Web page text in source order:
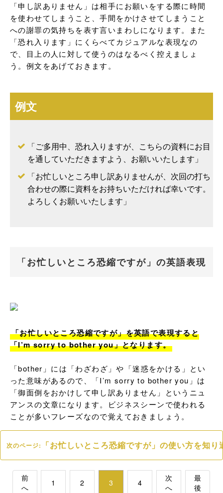
「申し訳ありません」は相手にお願いをする際に時間
を使わせてしまうこと、手間をかけさせてしまうこと
への謝罪の気持ちを表す言いまわしになります。また
「恐れ入ります」にくらべてカジュアルな表現なの
で、目上の人に対して使うのはなるべく控えましょ
う。例文をあげておきます。
例文
「ご多用中、恐れ入りますが、こちらの資料にお目
を通していただきますよう、お願いいたします」
「お忙しいところ申し訳ありませんが、次回の打ち
合わせの際に資料をお持ちいただければ幸いです。
よろしくお願いいたします」
「お忙しいところ恐縮ですが」の英語表現
「お忙しいところ恐縮ですが」を英語で表現すると
「I’m sorry to bother you」となります。
「bother」には「わざわざ」や「迷惑をかける」とい
った意味があるので、「I’m sorry to bother you」は
「御面倒をおかけして申し訳ありません」というニュ
アンスの文章になります。ビジネスシーンで使われる
ことが多いフレーズなので覚えておきましょう。
次のページ: 「お忙しいところ恐縮ですが」の使い方を知
前
へ
1 2 3 4
次
へ
最
後